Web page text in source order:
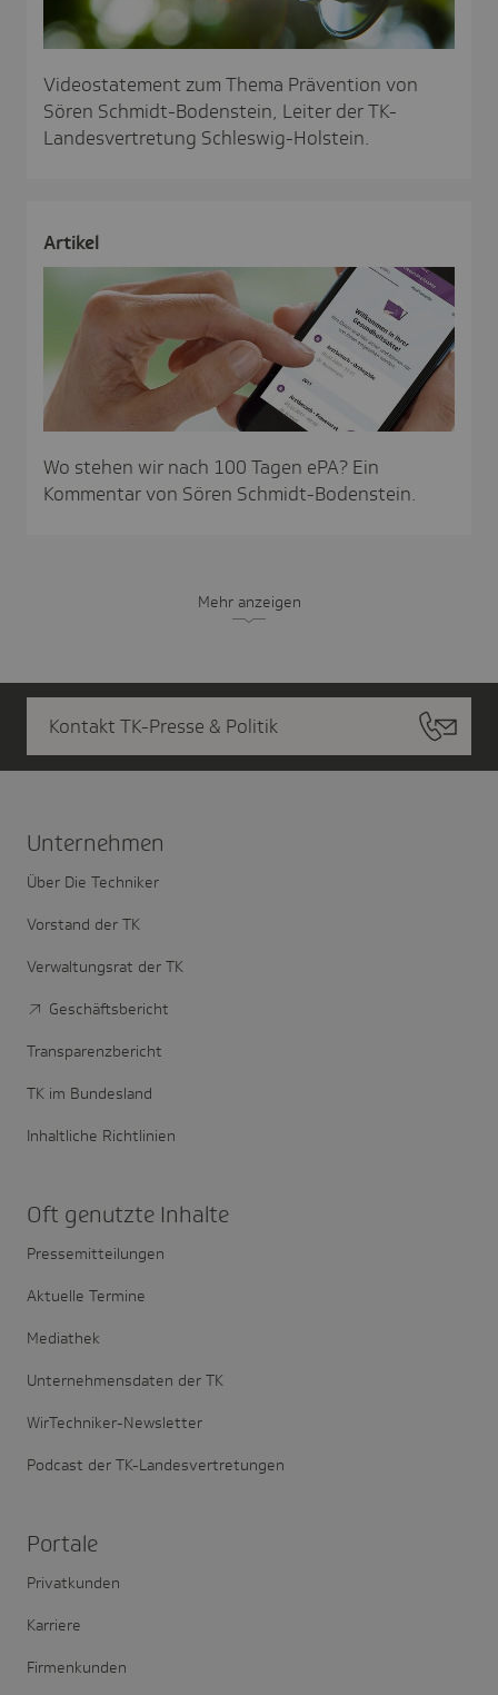
Videostatement zum Thema Prävention von
Sören Schmidt-Bodenstein, Leiter der TK-
Landesvertretung Schleswig-Holstein.
Artikel
Wo stehen wir nach 100 Tagen ePA? Ein
Kommentar von Sören Schmidt-Bodenstein.
Mehr anzeigen
Kontakt TK-Presse & Politik
Unter­nehmen
Über Die Techniker
Vorstand der TK
Verwaltungsrat der TK
Geschäftsbericht
Transparenzbericht
TK im Bundesland
Inhaltliche Richtlinien
Oft genutzte Inhalte
Pressemitteilungen
Aktuelle Termine
Mediathek
Unternehmensdaten der TK
WirTechniker-Newsletter
Podcast der TK-Landesvertretungen
Portale
Privatkunden
Karriere
Firmenkunden